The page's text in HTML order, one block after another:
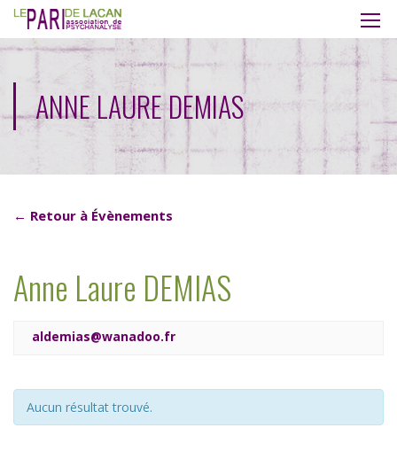
ANNE LAURE DEMIAS
← Retour à Évènements
Anne Laure DEMIAS
aldemias@wanadoo.fr
Aucun résultat trouvé.